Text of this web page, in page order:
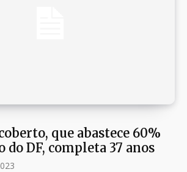
que abastece 60%
do DF, completa 37 anos